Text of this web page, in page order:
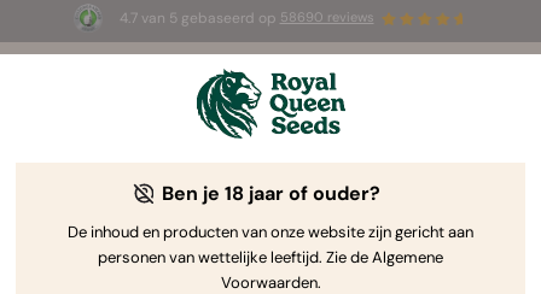
4.7 van 5 gebaseerd op 58690 reviews
3 White Widow Auto zaadjesGRATIS voor de
The RQS Blog
Cannabis Lifestyle Blogs
Ben je 18 jaar of ouder?
De inhoud en producten van onze website zijn gericht aan
personen van wettelijke leeftijd. Zie de Algemene
Voorwaarden.